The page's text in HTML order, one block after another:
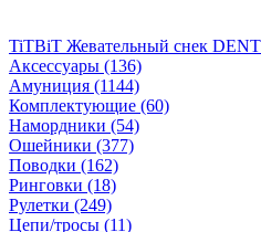
TiTBiT Жевательный снек
Аксессуары (136)
Амуниция (1144)
Комплектующие (60)
Намордники (54)
Ошейники (377)
Поводки (162)
Ринговки (18)
Рулетки (249)
Цепи/тросы (11)